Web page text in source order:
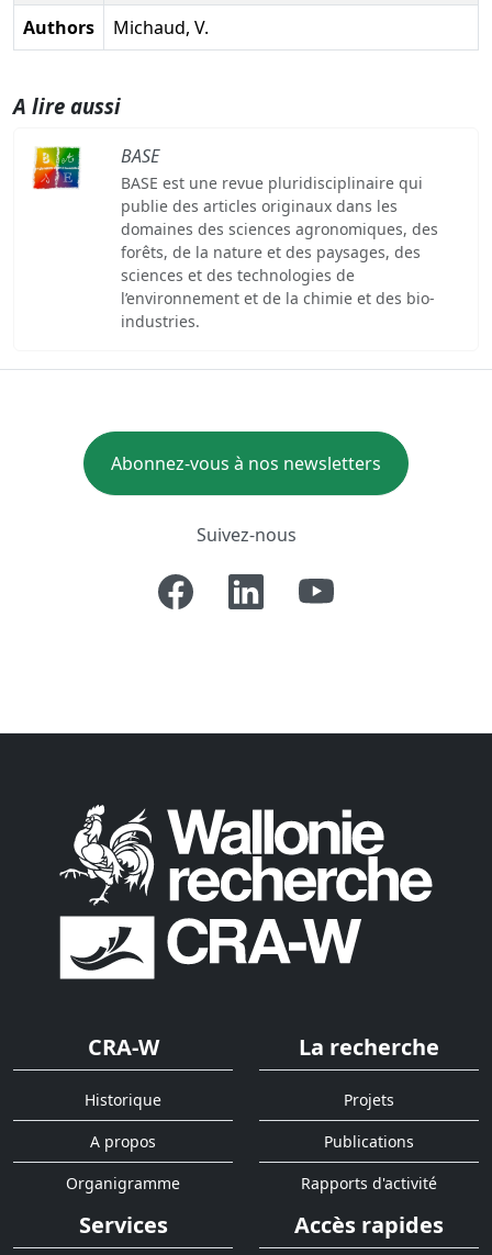
Authors
Michaud, V.
A lire aussi
BASE
BASE est une revue pluridisciplinaire qui
publie des articles originaux dans les
domaines des sciences agronomiques, des
forêts, de la nature et des paysages, des
sciences et des technologies de
l’environnement et de la chimie et des bio-
industries.
Abonnez-vous à nos newsletters
Suivez-nous
CRA-W
Historique
A propos
Organigramme
La recherche
Projets
Publications
Rapports d'activité
Services Accès rapides